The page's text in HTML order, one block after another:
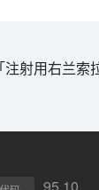
右兰索拉唑」获批上
95.10